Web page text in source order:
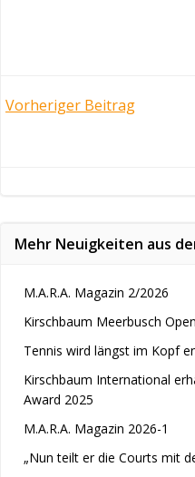
Post
Vorheriger Beitrag
Mehr Neuigkeiten aus
M.A.R.A. Magazin 2/2026
Kirschbaum Meerbusch
Tennis wird längst im Kopf
Kirschbaum International
Award 2025
M.A.R.A. Magazin 2026-1
„Nun teilt er die Courts mit